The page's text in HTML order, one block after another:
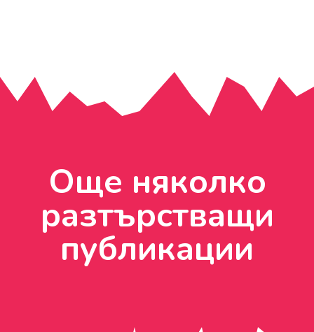
Още няколко
разтърстващи
публикации